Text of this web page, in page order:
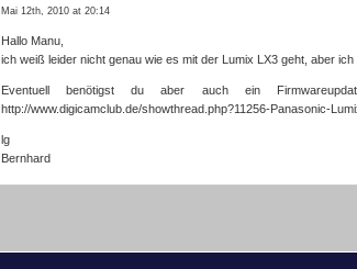
Mai 12th, 2010 at 20:14
Hallo Manu,
ich weiß leider nicht genau wie es mit der Lumix LX3 geht, aber
Eventuell benötigst du aber auch ein
http://www.digicamclub.de/showthread.php?11256-Panasonic-
lg
Bernhard